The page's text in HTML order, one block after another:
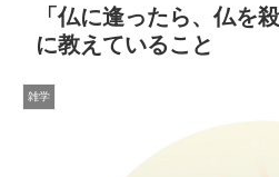
「仏に逢ったら、仏を
に教えていること
雑学